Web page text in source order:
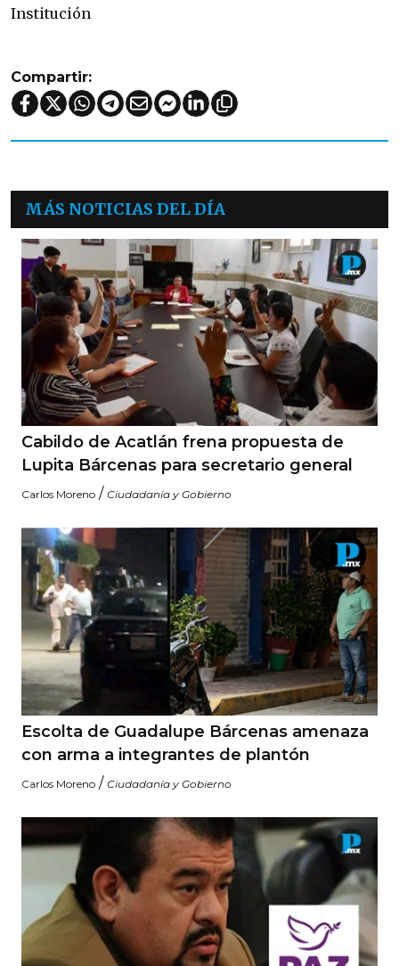
Institución
Compartir:
MÁS NOTICIAS DEL DÍA
Cabildo de Acatlán frena propuesta de
Lupita Bárcenas para secretario general
Carlos Moreno / Ciudadanía y Gobierno
Escolta de Guadalupe Bárcenas amenaza
con arma a integrantes de plantón
Carlos Moreno / Ciudadanía y Gobierno